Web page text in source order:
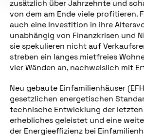
zusätzlich über Jahrzehnte und
von dem am Ende viele profitieren.
auch eine Investition in ihre
unabhängig von Finanzkrisen und
sie spekulieren nicht auf
streben ein langes mietfreies
vier Wänden an, nachweislich mit
Neu gebaute Einfamilienhäuser
gesetzlichen energetischen
technische Entwicklung der
erhebliches geleistet und eine
der Energieeffizienz bei